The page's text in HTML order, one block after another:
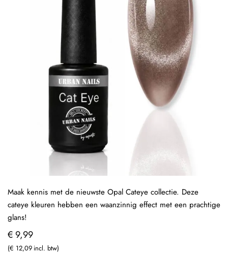
€ 9,99
€ 12,09
Maak kennis met de nieuwste Opal Cateye collectie. Deze
cateye kleuren hebben een waanzinnig effect met een prachtige
glans!